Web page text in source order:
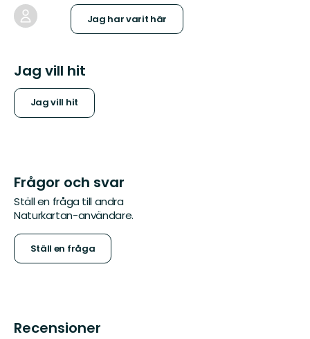
Jag har varit här
Jag vill hit
Jag vill hit
Frågor och svar
Ställ en fråga till andra
Naturkartan-användare.
Ställ en fråga
Recensioner